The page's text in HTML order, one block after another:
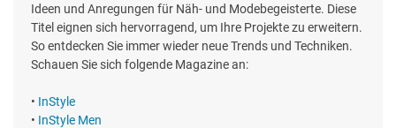
Ideen und Anregungen für Näh- und Modebegeisterte. Diese
Titel eignen sich hervorragend, um Ihre Projekte zu erweitern.
So entdecken Sie immer wieder neue Trends und Techniken.
Schauen Sie sich folgende Magazine an:
• InStyle
• InStyle Men